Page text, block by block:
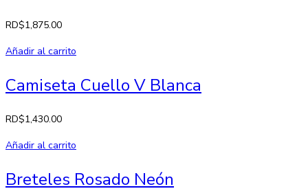
RD$1,875.00
Añadir al carrito
Camiseta Cuello V Blanca
RD$1,430.00
Añadir al carrito
Breteles Rosado Neón